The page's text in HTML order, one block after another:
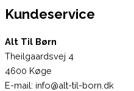
Kundeservice
Alt Til Børn
Theilgaardsvej 4
4600 Køge
E-mail: info@alt-til-born.dk